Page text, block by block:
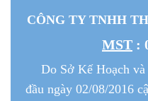
CÔNG TY TNHH
MST :
Do Sở Kế Hoạch
đầu ngày 02/08/2016